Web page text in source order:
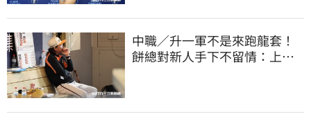
中職／升一軍不是來跑龍套！
餅總對新人手下不留情：上來